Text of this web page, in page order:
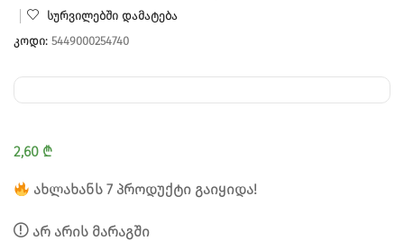
ᲡᲣᲠᲕᲘᲚᲔᲑᲨᲘ ᲓᲐᲛᲐᲢᲔᲑᲐ
ᲙᲝᲓᲘ: 5449000254740
2,60 ₾
ᲐᲮᲚᲐᲮᲐᲜᲡ 7 ᲞᲠᲝᲓᲣᲥᲢᲘ ᲒᲐᲘᲧᲘᲓᲐ!
ᲐᲠ ᲐᲠᲘᲡ ᲛᲐᲠᲐᲒᲨᲘ